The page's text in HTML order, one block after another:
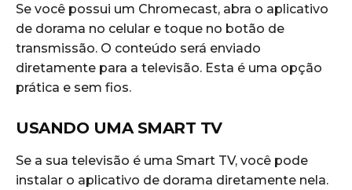
Se você possui um Chromecast, abra o aplicativo
de dorama no celular e toque no botão de
transmissão. O conteúdo será enviado
diretamente para a televisão. Esta é uma opção
prática e sem fios.
USANDO UMA SMART TV
Se a sua televisão é uma Smart TV, você pode
instalar o aplicativo de dorama diretamente nela.